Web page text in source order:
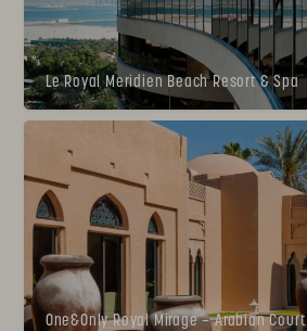
Le Royal Meridien Beach Resort & Spa
One&Only Royal Mirage – Arabian Court